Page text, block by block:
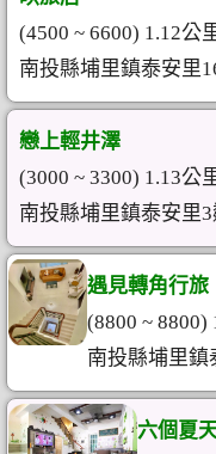
(4500 ~ 6600) 1.12公
南投縣埔里鎮泰安里
戀上輕井澤
(3000 ~ 3300) 1.13公
南投縣埔里鎮泰安里
遇見轉角行旅
(8800 ~ 8800)
南投縣埔里鎮
六個夏